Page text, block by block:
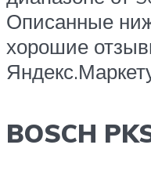
Описанные
хорошие
BOSCH